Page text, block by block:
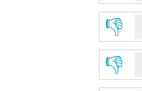
👎
👎